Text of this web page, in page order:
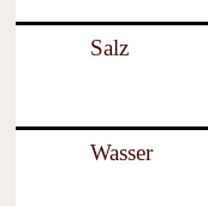
Salz
Wasser